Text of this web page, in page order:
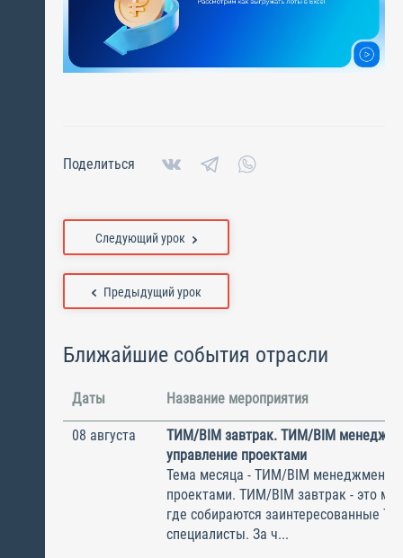
Поделиться
Предыдущий урок
Следующий урок
Ближайшие события отрасли
Даты Название мероприятия
08 августа
ТИМ/BIM завтрак. ТИМ/BIM
управление проектами
Тема месяца - ТИМ/BIM менеджмент и
проектами. ТИМ/BIM завтрак - это
где собираются заинтересованные
специалисты. За ч...